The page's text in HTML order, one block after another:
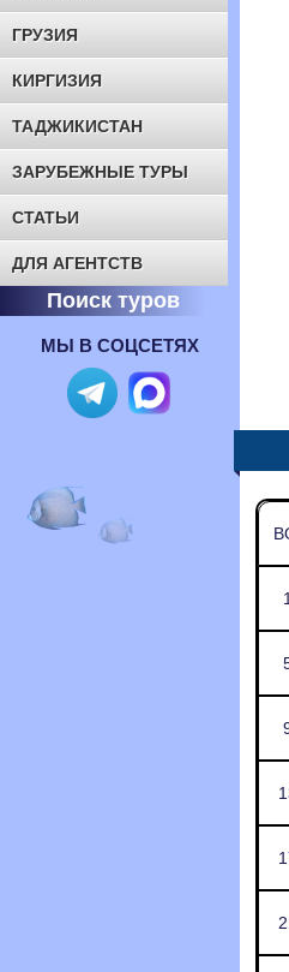
ГРУЗИЯ
КИРГИЗИЯ
ТАДЖИКИСТАН
ЗАРУБЕЖНЫЕ ТУРЫ
СТАТЬИ
ДЛЯ АГЕНТСТВ
Поиск туров
МЫ В СОЦСЕТЯХ
1